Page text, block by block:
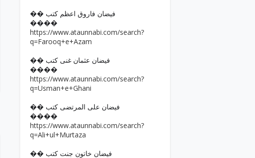
�� فیضان فاروق اعظم کتب
����
https://www.ataunnabi.com/search?
q=Farooq+e+Azam
�� فیضان عثمان غنی کتب
����
https://www.ataunnabi.com/search?
q=Usman+e+Ghani
�� فیضان علی المرتضی کتب
����
https://www.ataunnabi.com/search?
q=Ali+ul+Murtaza
�� فیضان خاتون جنت کتب